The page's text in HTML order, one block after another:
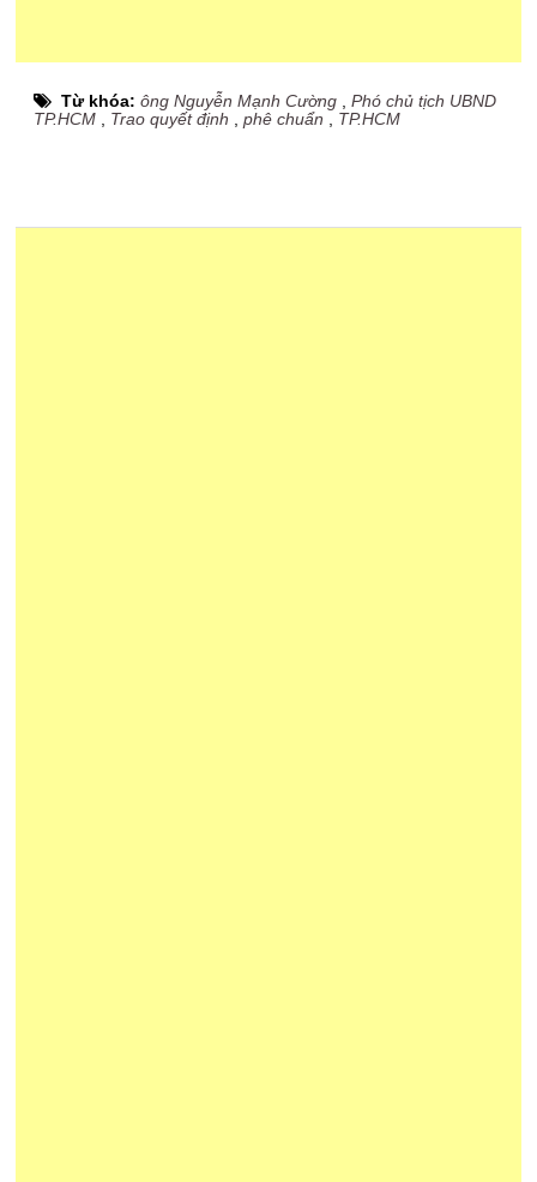
Từ khóa:ông Nguyễn Mạnh Cường ,Phó chủ tịch UBND
TP.HCM
Trao quyết định ,phê chuẩn TP.HCM